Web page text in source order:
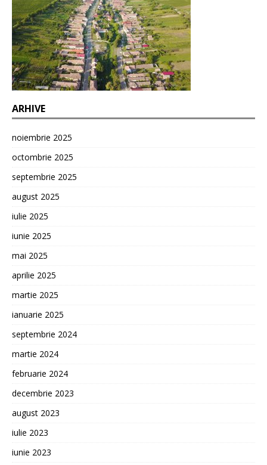
ARHIVE
noiembrie 2025
octombrie 2025
septembrie 2025
august 2025
iulie 2025
iunie 2025
mai 2025
aprilie 2025
martie 2025
ianuarie 2025
septembrie 2024
martie 2024
februarie 2024
decembrie 2023
august 2023
iulie 2023
iunie 2023